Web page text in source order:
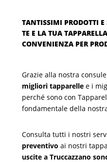
TANTISSIMI PRODOTTI
TE E LA TUA
CONVENIENZA PER
Grazie alla nostra
migliori tapparellee i
perché sono con
fondamentale della
Consulta tutti i nostri
preventivo ai nostri
uscite a Truccazzano